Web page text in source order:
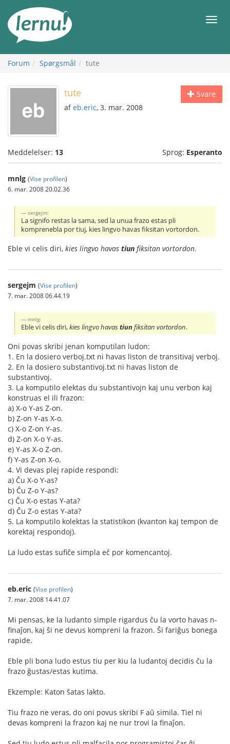
indholdet
Forum Spørgsmål tute
Svare
tute
afeb.eric, 3. mar. 2008
Meddelelser: 13 Sprog: Esperanto
mnlg (Vise profilen)
6. mar. 2008 20.02.36
sergejm:
La signifo restas la sama, sed la unua frazo estas pli
komprenebla por tiuj, kies lingvo havas fiksitan vortordon.
Eble vi celis diri, kies lingvo havas tiun fiksitan vortordon.
sergejm (Vise profilen)
7. mar. 2008 06.44.19
mnlg:
Eble vi celis diri,kies lingvo havastiunfiksitan vortordon.
Oni povas skribi jenan komputilan ludon:
1. En la dosiero verboj.txt ni havas liston de transitivaj verboj.
2. En la dosiero substantivoj.txt ni havas liston de
substantivoj.
3. La komputilo elektas du substantivojn kaj unu verbon kaj
konstruas el ili frazon:
a) X-o Y-as Z-on.
b) Z-on Y-as X-o.
c) X-o Z-on Y-as.
d) Z-on X-o Y-as.
e) Y-as X-o Z-on.
f) Y-as Z-on X-o.
4. Vi devas plej rapide respondi:
a) Ĉu X-o Y-as?
b) Ĉu Z-o Y-as?
c) Ĉu X-o estas Y-ata?
d) Ĉu Z-o estas Y-ata?
5. La komputilo kolektas la statistikon (kvanton kaj tempon de
korektaj respondoj).
La ludo estas sufiĉe simpla eĉ por komencantoj.
eb.eric (Vise profilen)
7. mar. 2008 14.41.07
Mi pensas, ke la ludanto simple rigardus ĉu la vorto havas n-
finaĵon, kaj ŝi ne devus kompreni la frazon. Ŝi fariĝus bonega
rapide.
Eble pli bona ludo estus tiu per kiu la ludantoj decidis ĉu la
frazo ĝustas/estas kutima.
Ekzemple: Katon ŝatas lakto.
Tiu frazo ne veras, do oni povus skribi F aŭ simila. Tiel ni
devas kompreni la frazon kaj ne nur trovi la finaĵon.